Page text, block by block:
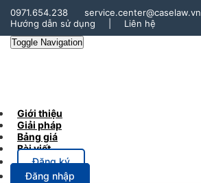
0971.654.238
service.center@caselaw.vn
Hướng dẫn sử dụng
Liên hệ
Toggle Navigation
Giới thiệu
Giải pháp
Bảng giá
Bài viết
Đăng ký
Đăng nhập